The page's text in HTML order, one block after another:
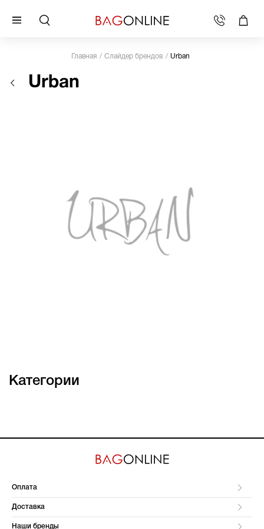
Главная Слайдер брендов Urban
Urban
Категории
Оплата
Доставка
Наши бренды